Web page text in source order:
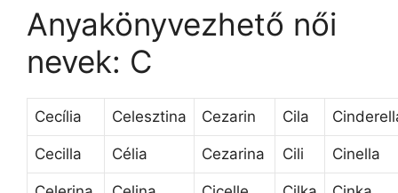
Anyakönyvezhető női
nevek: C
Cecília Celesztina Cezarin Cila
Cecilla Célia Cezarina Cili Cinella